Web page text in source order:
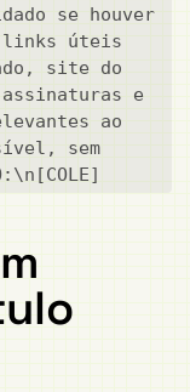
se houver
links úteis
site do
e
ao
sem